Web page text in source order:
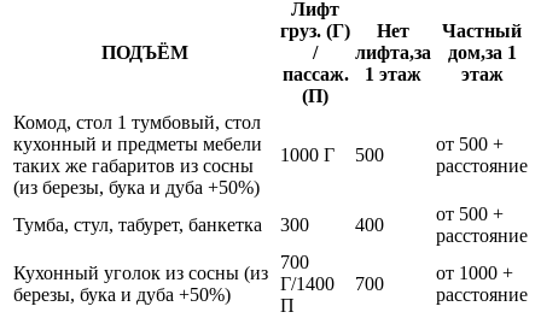
ПОДЪЁМ
Лифт
груз. (Г)
/
пассаж.
(П)
Нет
лифта,за
1 этаж
Частный
дом,за 1
этаж
Комод, стол 1 тумбовый, стол
кухонный и предметы мебели
таких же габаритов из сосны
(из березы, бука и дуба +50%)
1000 Г 500
от 500 +
расстояние
Тумба, стул, табурет, банкетка 300 400
от 500 +
расстояние
Кухонный уголок из сосны (из
березы, бука и дуба +50%)
700
Г/1400
П
700
от 1000 +
расстояние